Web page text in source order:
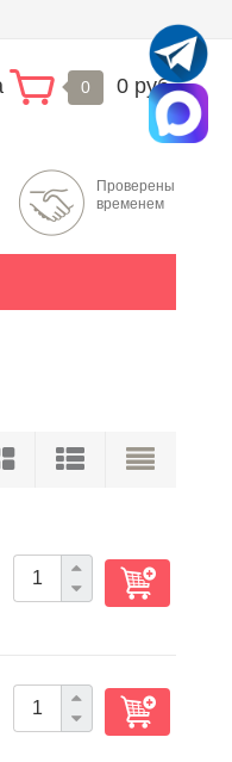
0 0 руб.
Проверены
временем